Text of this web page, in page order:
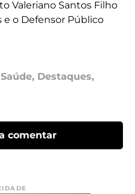
Valeriano Santos Filho
e o Defensor Público
, Destaques,
comentar